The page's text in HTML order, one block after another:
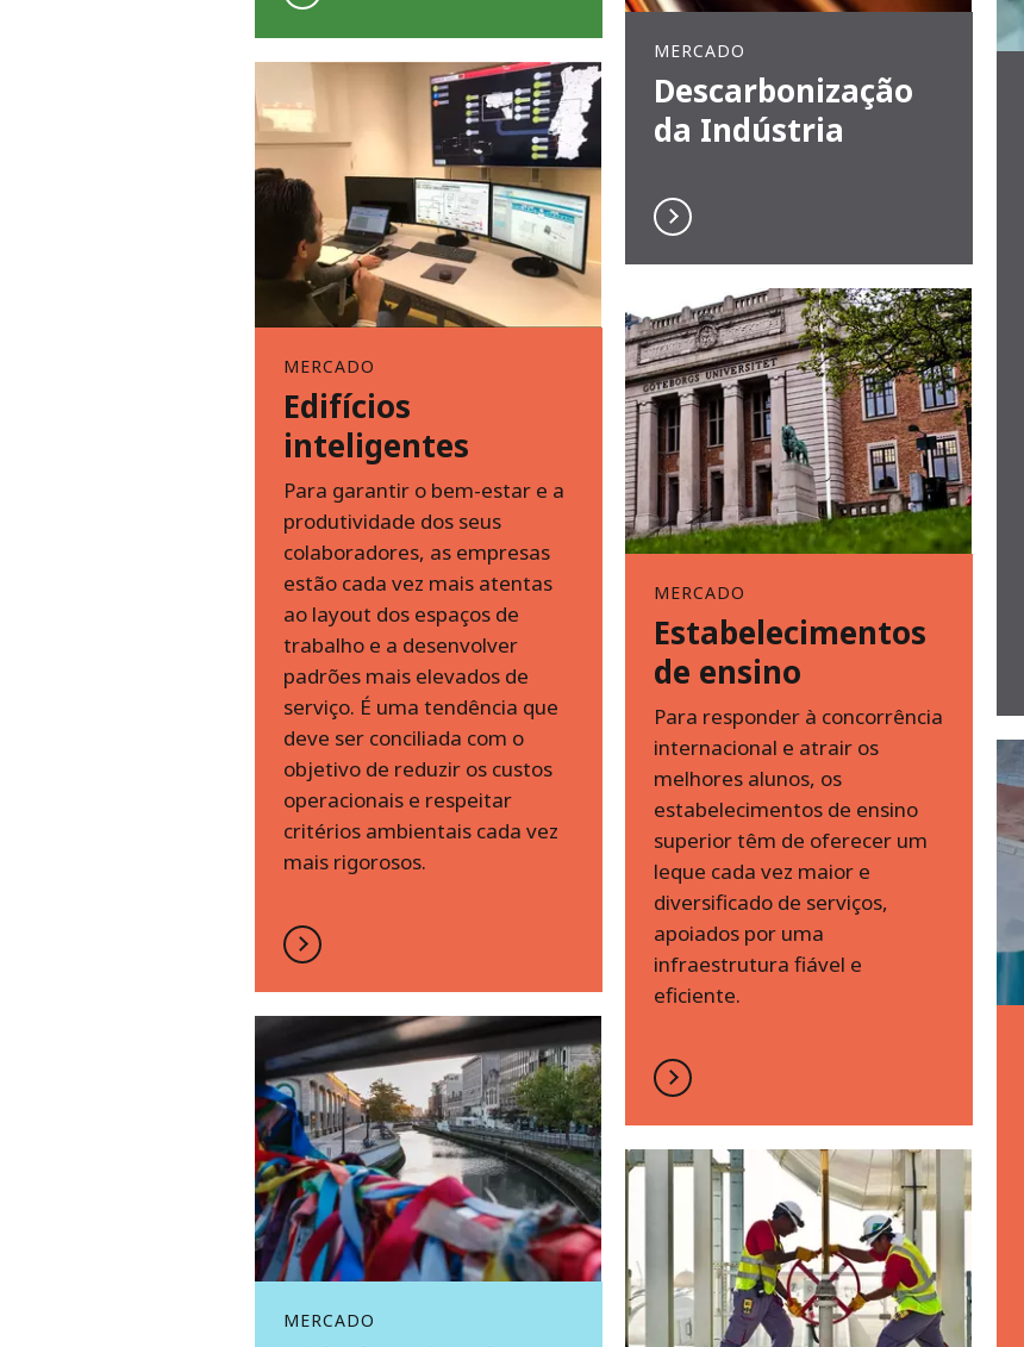
MERCADO
Descarbonização
da Indústria
MERCADO
Edifícios
inteligentes
Para garantir o bem-estar e a
produtividade dos seus
colaboradores, as empresas
estão cada vez mais atentas
ao layout dos espaços de
trabalho e a desenvolver
padrões mais elevados de
serviço. É uma tendência que
deve ser conciliada com o
objetivo de reduzir os custos
operacionais e respeitar
critérios ambientais cada vez
mais rigorosos.
MERCADO
Estabelecimentos
de ensino
Para responder à concorrência
internacional e atrair os
melhores alunos, os
estabelecimentos de ensino
superior têm de oferecer um
leque cada vez maior e
diversificado de serviços,
apoiados por uma
infraestrutura fiável e
eficiente.
MERCADO